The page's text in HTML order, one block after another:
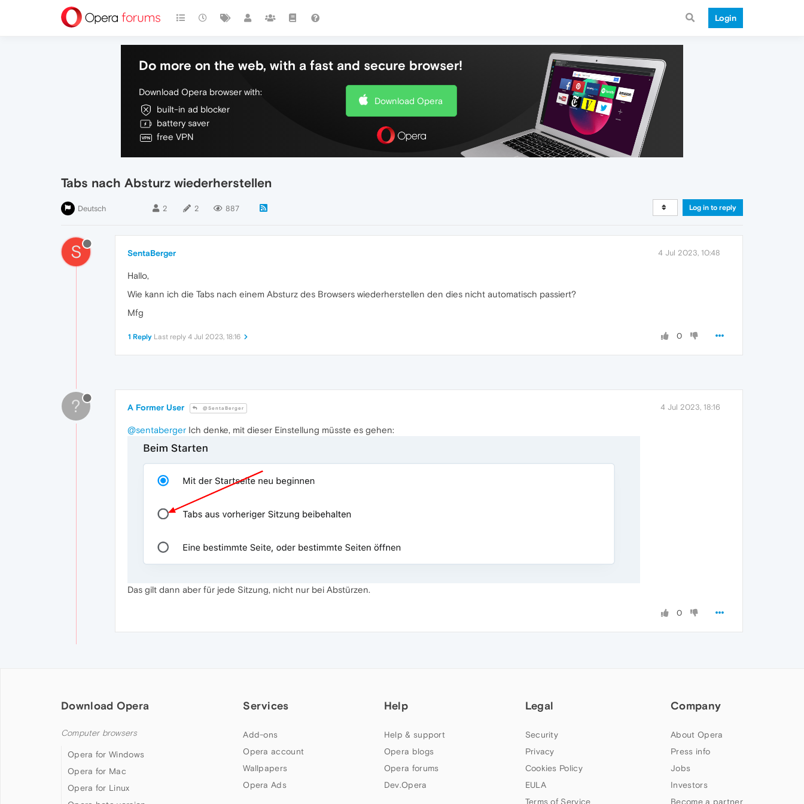
Login
Do more on the web, with a fast and secure browser!
Download Opera browser with:
built-in ad blocker
battery saver
free VPN
Download Opera
Tabs nach Absturz wiederherstellen
Deutsch 2 2 887 Log in to reply
S SentaBerger 4 Jul 2023, 10:48
Hallo,
Wie kann ich die Tabs nach einem Absturz des Browsers wiederherstellen den dies nicht automatisch passiert?
Mfg
0
1 Reply Last reply 4 Jul 2023, 18:16
? A Former User @SentaBerger 4 Jul 2023, 18:16
@sentaberger Ich denke, mit dieser Einstellung müsste es gehen:
Das gilt dann aber für jede Sitzung, nicht nur bei Abstürzen.
0
Download Opera
Computer browsers
Opera for Windows
Opera for Mac
Opera for Linux
Services
Add-ons
Opera account
Wallpapers
Opera Ads
Help
Help & support
Opera blogs
Opera forums
Dev.Opera
Legal
Security
Privacy
Cookies Policy
EULA
Terms of Service
Company
About Opera
Press info
Jobs
Investors
Become a partner